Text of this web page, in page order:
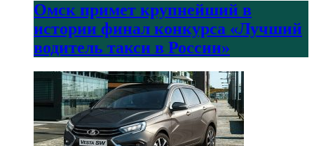
Омск примет крупнейший в
истории финал конкурса «Лучший
водитель такси в России»